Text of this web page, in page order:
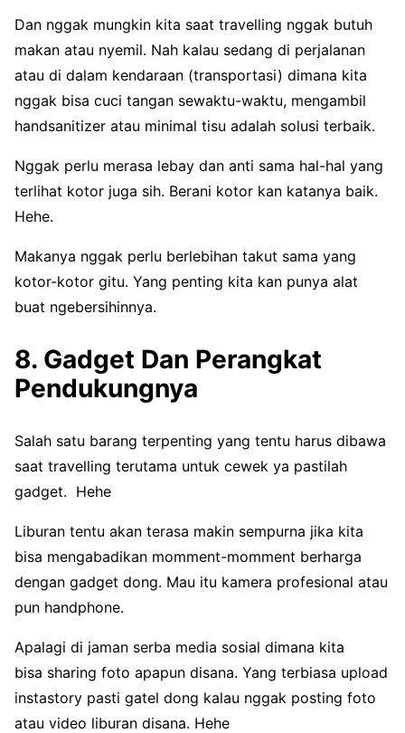
Dan nggak mungkin kita saat travelling nggak butuh
makan atau nyemil. Nah kalau sedang di perjalanan
atau di dalam kendaraan (transportasi) dimana kita
nggak bisa cuci tangan sewaktu-waktu, mengambil
handsanitizer atau minimal tisu adalah solusi terbaik.
Nggak perlu merasa lebay dan anti sama hal-hal yang
terlihat kotor juga sih. Berani kotor kan katanya baik.
Hehe.
Makanya nggak perlu berlebihan takut sama yang
kotor-kotor gitu. Yang penting kita kan punya alat
buat ngebersihinnya.
8. Gadget Dan Perangkat
Pendukungnya
Salah satu barang terpenting yang tentu harus dibawa
saat travelling terutama untuk cewek ya pastilah
gadget. Hehe
Liburan tentu akan terasa makin sempurna jika kita
bisa mengabadikan momment-momment berharga
dengan gadget dong. Mau itu kamera profesional atau
pun handphone.
Apalagi di jaman serba media sosial dimana kita
bisa sharing foto apapun disana. Yang terbiasa upload
instastory pasti gatel dong kalau nggak posting foto
atau video liburan disana. Hehe